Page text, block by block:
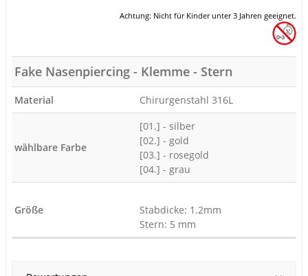
Achtung: Nicht für Kinder unter 3 Jahren geeignet.
Fake Nasenpiercing - Klemme - Stern
Material Chirurgenstahl 316L
wählbare Farbe
[01.] - silber
[02.] - gold
[03.] - rosegold
[04.] - grau
Größe
Stabdicke: 1.2mm
Stern: 5 mm